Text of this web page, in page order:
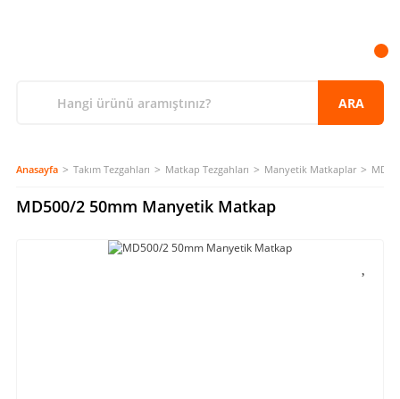
ARA
Anasayfa Takım Tezgahları Matkap Tezgahları Manyetik Matkaplar
MD500/2 50mm Manyetik Matkap